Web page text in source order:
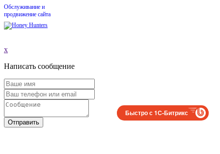
Обслуживание и
продвижение сайта
x
Написать сообщение
Отправить
Быстро с 1С-Битрикс